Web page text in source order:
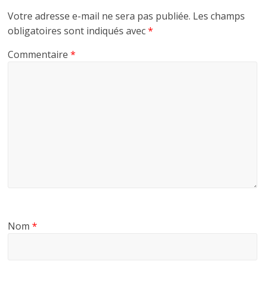
Votre adresse e-mail ne sera pas publiée. Les champs
obligatoires sont indiqués avec*
Commentaire*
Nom*